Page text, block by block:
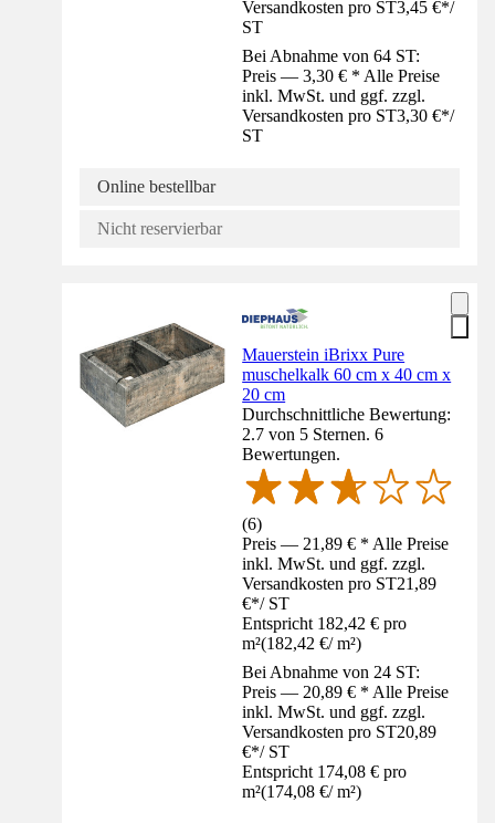
Versandkosten pro ST3,45 €*/
ST
Bei Abnahme von 64 ST:
Preis — 3,30 € * Alle Preise
inkl. MwSt. und ggf. zzgl.
Versandkosten pro ST3,30 €*/
ST
Online bestellbar
Nicht reservierbar
Mauerstein iBrixx Pure
muschelkalk 60 cm x 40 cm x
20 cm
Durchschnittliche Bewertung:
2.7 von 5 Sternen. 6
Bewertungen.
(6)
Preis — 21,89 € * Alle Preise
inkl. MwSt. und ggf. zzgl.
Versandkosten pro ST21,89
€*/ ST
Entspricht 182,42 € pro
m²(182,42 €/ m²)
Bei Abnahme von 24 ST:
Preis — 20,89 € * Alle Preise
inkl. MwSt. und ggf. zzgl.
Versandkosten pro ST20,89
€*/ ST
Entspricht 174,08 € pro
m²(174,08 €/ m²)